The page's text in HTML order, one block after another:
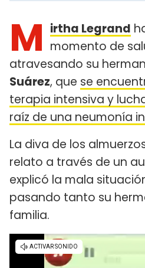
M irtha Legrand
momento de
atravesando su
Suárez, que se
terapia intensiva y
raíz de una neumonía
La diva de los
relato a través de un
explicó la mala
pasando tanto su
familia.